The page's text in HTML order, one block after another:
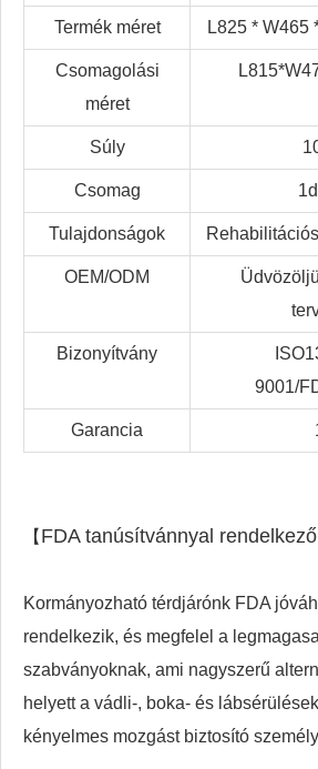
Termék méret L825 * W465
Csomagolási
méret
Súly
Csomag
Tulajdonságok
OEM/ODM
Bizonyítvány
9001/
Garancia
【 FDA tanúsítvánnyal
Kormányozható térdjárónk FDA
rendelkezik, és megfelel a
szabványoknak, ami nagyszerű
helyett a vádli-, boka- és
kényelmes mozgást biztosító